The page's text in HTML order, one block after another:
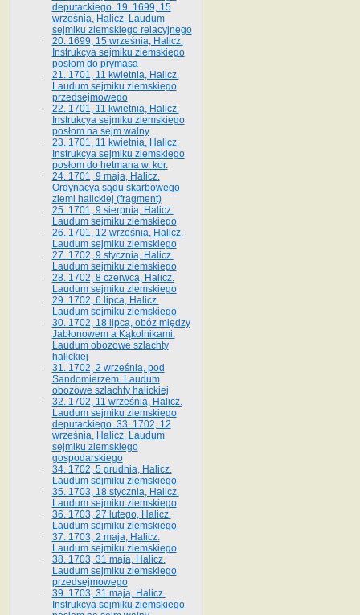
deputackiego. 19. 1699, 15
września, Halicz. Laudum
sejmiku ziemskiego relacyjnego
20. 1699, 15 września, Halicz.
Instrukcya sejmiku ziemskiego
posłom do prymasa
21. 1701, 11 kwietnia, Halicz.
Laudum sejmiku ziemskiego
przedsejmowego
22. 1701, 11 kwietnia, Halicz.
Instrukcya sejmiku ziemskiego
posłom na sejm walny
23. 1701, 11 kwietnia, Halicz.
Instrukcya sejmiku ziemskiego
posłom do hetmana w. kor.
24. 1701, 9 maja, Halicz.
Ordynacya sądu skarbowego
ziemi halickiej (fragment)
25. 1701, 9 sierpnia, Halicz.
Laudum sejmiku ziemskiego
26. 1701, 12 września, Halicz.
Laudum sejmiku ziemskiego
27. 1702, 9 stycznia, Halicz.
Laudum sejmiku ziemskiego
28. 1702, 8 czerwca, Halicz.
Laudum sejmiku ziemskiego
29. 1702, 6 lipca, Halicz.
Laudum sejmiku ziemskiego
30. 1702, 18 lipca, obóz między
Jabłonowem a Kąkolnikami.
Laudum obozowe szlachty
halickiej
31. 1702, 2 września, pod
Sandomierzem. Laudum
obozowe szlachty halickiej
32. 1702, 11 września, Halicz.
Laudum sejmiku ziemskiego
deputackiego. 33. 1702, 12
września, Halicz. Laudum
sejmiku ziemskiego
gospodarskiego
34. 1702, 5 grudnia, Halicz.
Laudum sejmiku ziemskiego
35. 1703, 18 stycznia, Halicz.
Laudum sejmiku ziemskiego
36. 1703, 27 lutego, Halicz.
Laudum sejmiku ziemskiego
37. 1703, 2 maja, Halicz.
Laudum sejmiku ziemskiego
38. 1703, 31 maja, Halicz.
Laudum sejmiku ziemskiego
przedsejmowego
39. 1703, 31 maja, Halicz.
Instrukcya sejmiku ziemskiego